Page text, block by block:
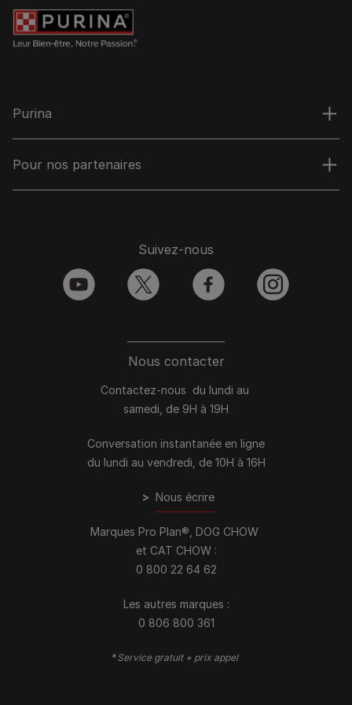
Purina
Pour nos partenaires
Nous contacter
Contactez-nous du lundi au
samedi, de 9H à 19H
Conversation instantanée en ligne
du lundi au vendredi, de 10H à 16H
> Nous écrire
Marques Pro Plan®, DOG CHOW
et CAT CHOW :
0 800 22 64 62
Les autres marques :​
0 806 800 361
*Service gratuit + prix appel
Suivez-nous
youtube twitter facebook instagram